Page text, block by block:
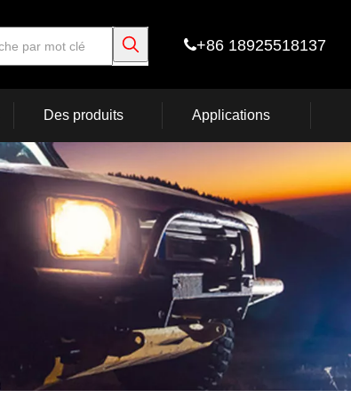
+86 18925518137
Des produits Applications